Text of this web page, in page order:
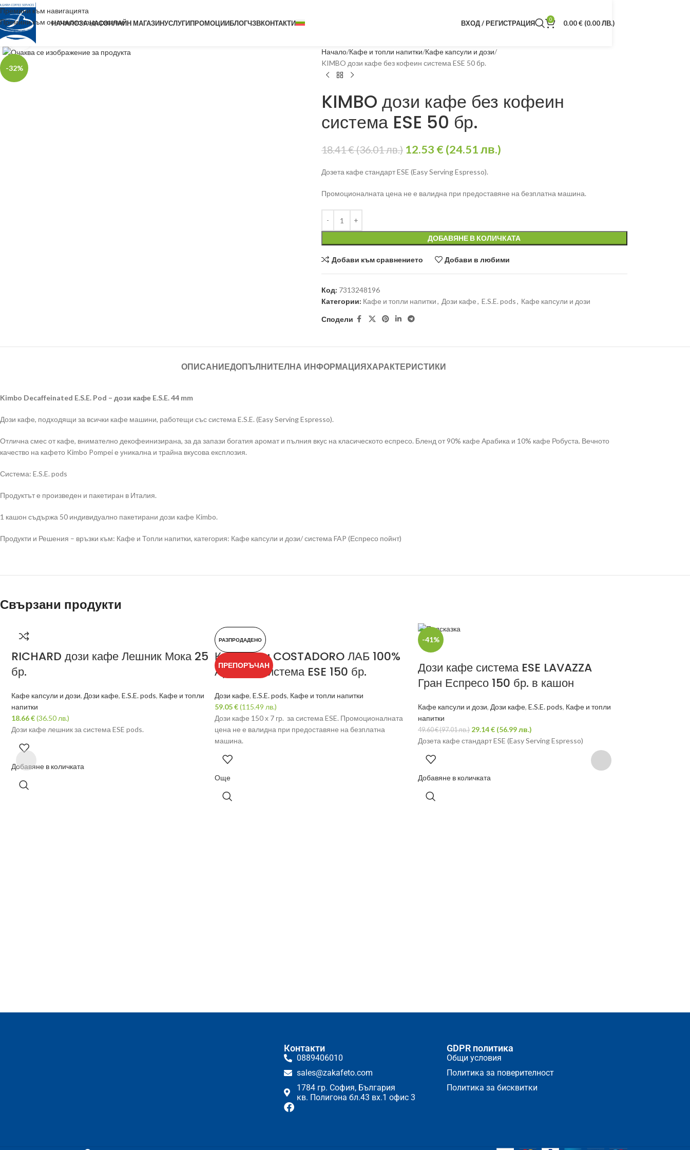
Премини към навигацията
Премини към основното съдържание
НАЧАЛОЗА НАСОНЛАЙН МАГАЗИНУСЛУГИПРОМОЦИИБЛОГЧЗВКОНТАКТИ ВХОД / РЕГИСТРАЦИЯ 0 0.00€ (0.00 ЛВ.)
-32%
Начало Кафе и топли напитки Кафе капсули и дози
KIMBO дози кафе без кофеин система ESE 50 бр.
KIMBO дози кафе без кофеин
система ESE 50 бр.
18.41€(36.01 лв.) 12.53 € (24.51 лв.)
Дозета кафе стандарт ESE (Easy Serving Espresso).
Промоционалната цена не е валидна при предоставяне на безплатна машина.
ДОБАВЯНЕ В КОЛИЧКАТА
Добави към сравнението Добави в любими
Код: 7313248196
Категории: Кафе и топли напитки, Дози кафе, E.S.E. pods, Кафе капсули и дози
Сподели
ОПИСАНИЕДОПЪЛНИТЕЛНА ИНФОРМАЦИЯХАРАКТЕРИСТИКИ
Kimbo Decaffeinated E.S.E. Pod – дози кафе E.S.E. 44 mm
Дози кафе, подходящи за всички кафе машини, работещи със система E.S.E. (Easy Serving Espresso).
Отлична смес от кафе, внимателно декофеинизирана, за да запази богатия аромат и пълния вкус на класическото еспресо. Бленд от 90% кафе Арабика и 10% кафе Робуста. Вечното
качество на кафето Kimbo Pompei е уникална и трайна вкусова експлозия.
Система: E.S.E. pods
Продуктът е произведен и пакетиран в Италия.
1 кашон съдържа 50 индивидуално пакетирани дози кафе Kimbo.
Продукти и Решения – връзки към: Кафе и Топли напитки, категория: Кафе капсули и дози/ система FAP (Еспресо пойнт)
Свързани продукти
RICHARD дози кафе Лешник Мока 25
бр.
Кафе капсули и дози, Дози кафе, E.S.E. pods, Кафе и топли
напитки
18.66€(36.50 лв.)
Дози кафе лешник за система ESE pods.
Добавяне в количката
РАЗПРОДАДЕНО
ПРЕПОРЪЧАН
Кафе дози COSTADORO ЛАБ 100%
Арабика система ESE 150 бр.
Дози кафе, E.S.E. pods, Кафе и топли напитки
59.05€(115.49 лв.)
Дози кафе 150 х 7 гр. за система ESE. Промоционалната
цена не е валидна при предоставяне на безплатна
машина.
Още
-41%
Дози кафе система ESE LAVAZZA
Гран Еспресо 150 бр. в кашон
Кафе капсули и дози, Дози кафе,E.S.E. pods, Кафе и топли
напитки
49.60€(97.01 лв.) 29.14€ (56.99 лв.)
Дозета кафе стандарт ESE (Easy Serving Espresso)
Добавяне в количката
Контакти
0889406010
sales@zakafeto.com
1784 гр. София, България
кв. Полигона бл.43 вх.1 офис 3
GDPR политика
Общи условия
Политика за поверителност
Политика за бисквитки